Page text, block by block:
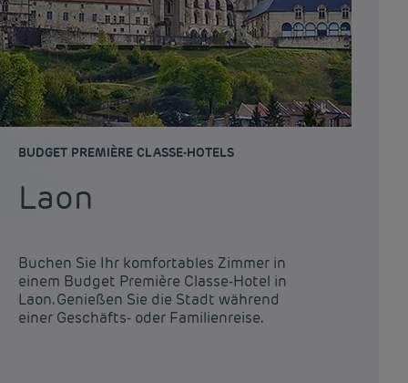
BUDGET PREMIÈRE CLASSE-HOTELS
Laon
Buchen Sie Ihr komfortables Zimmer in
einem Budget Première Classe-Hotel in
Laon. Genießen Sie die Stadt während
einer Geschäfts- oder Familienreise.